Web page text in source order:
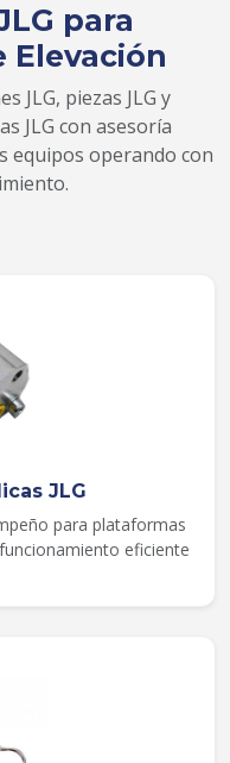
para
Elevación
JLG, piezas JLG y
JLG con asesoría
equipos operando con
JLG
para plataformas
eficiente